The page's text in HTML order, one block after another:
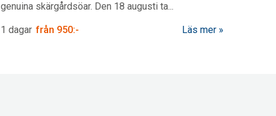
genuina skärgårdsöar. Den 18 augusti ta...
1 dagar från 950:- Läs mer